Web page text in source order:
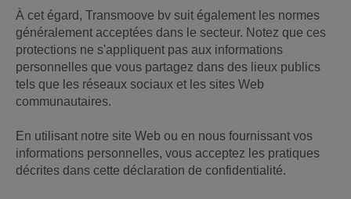
À cet égard, Transmoove bv suit également les normes
généralement acceptées dans le secteur. Notez que ces
protections ne s'appliquent pas aux informations
personnelles que vous partagez dans des lieux publics
tels que les réseaux sociaux et les sites Web
communautaires.
En utilisant notre site Web ou en nous fournissant vos
informations personnelles, vous acceptez les pratiques
décrites dans cette déclaration de confidentialité.